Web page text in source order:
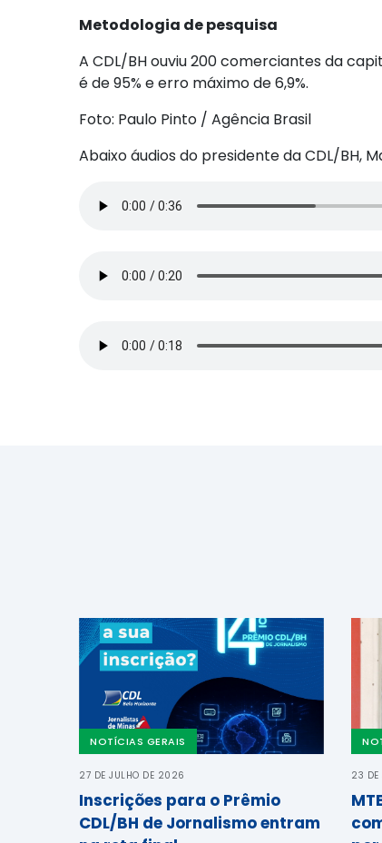
Metodologia de pesquisa
A CDL/BH ouviu 200 comerciantes da
é de 95% e erro máximo de 6,9%.
Foto: Paulo Pinto / Agência Brasil
Abaixo áudios do presidente da CDL/BH,
NOTÍCIAS GERAIS
27 DE JULHO DE 2026
Inscrições para o Prêmio
CDL/BH de Jornalismo entram
23